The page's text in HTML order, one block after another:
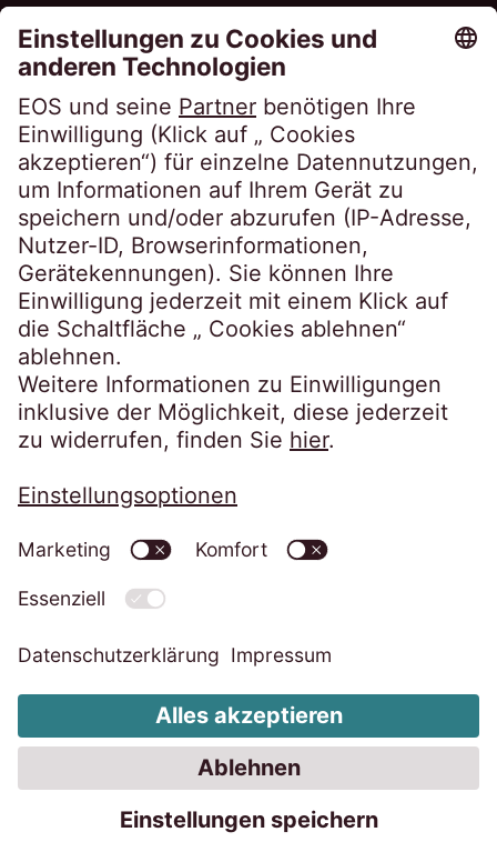
Code of Conduct Inkasso Suisse
Linkedin EOS Schweiz
Kundenportale
EOSdirect
SECUREtransfer
Datenschutzerklärung Impressum
Whistleblower System
Cookie-Einstellungen ändern